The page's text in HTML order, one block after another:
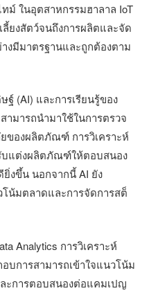
ม์ ในอุตสาหกรรมฮาลาล IoT
ยงสัตว์จนถึงการผลิตและจัด
งมีมาตรฐานและถูกต้องตาม
(AI) และการเรียนรู้ของ
สามารถนำมาใช้ในการตรวจ
องผลิตภัณฑ์ การวิเคราะห์
บแต่งผลิตภัณฑ์ให้ตอบสนอง
งขึ้น นอกจากนี้ AI ยัง
น้มตลาดและการจัดการสต็
Analytics การวิเคราะห์
การสามารถเข้าใจแนวโน้ม
ะการตอบสนองต่อแคมเปญ